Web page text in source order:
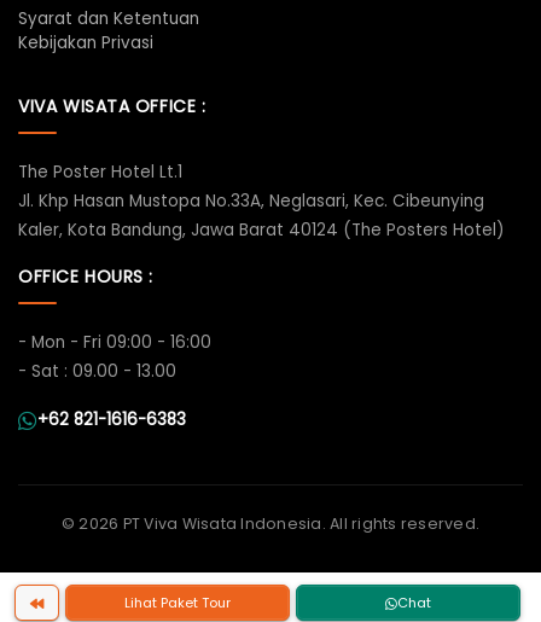
Lihat Paket Tour Chat
Syarat dan Ketentuan
Kebijakan Privasi
VIVA WISATA OFFICE :
The Poster Hotel Lt.1
Jl. Khp Hasan Mustopa No.33A, Neglasari, Kec. Cibeunying
Kaler, Kota Bandung, Jawa Barat 40124 (The Posters Hotel)
OFFICE HOURS :
- Mon - Fri 09:00 - 16:00
- Sat : 09.00 - 13.00
+62 821-1616-6383
© 2026 PT Viva Wisata Indonesia. All rights reserved.